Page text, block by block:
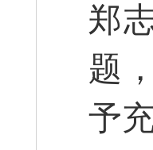
郑
题
予